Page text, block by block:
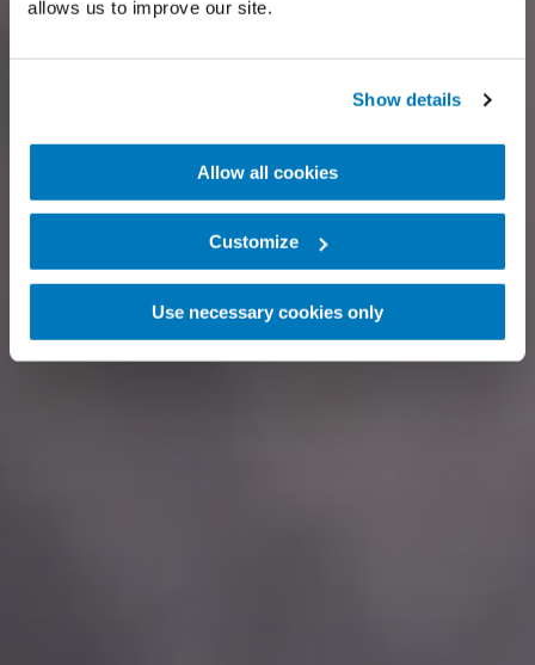
allows us to improve our site.
Show details
Allow all cookies
Customize
Use necessary cookies only